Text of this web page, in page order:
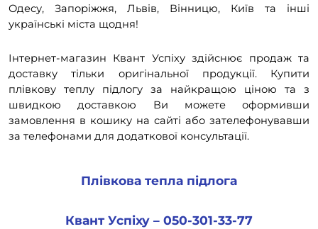
Одесу, Запоріжжя, Львів, Вінницю, Київ та інші
українські міста щодня!
Інтернет-магазин Квант Успіху здійснює продаж та
доставку тільки оригінальної продукції. Купити
плівкову теплу підлогу за найкращою ціною та з
швидкою доставкою Ви можете оформивши
замовлення в кошику на сайті або зателефонувавши
за телефонами для додаткової консультації.
Плівкова тепла підлога
Квант Успіху – 050-301-33-77